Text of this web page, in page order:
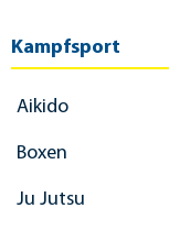
Kampfsport
Aikido
Boxen
Ju Jutsu